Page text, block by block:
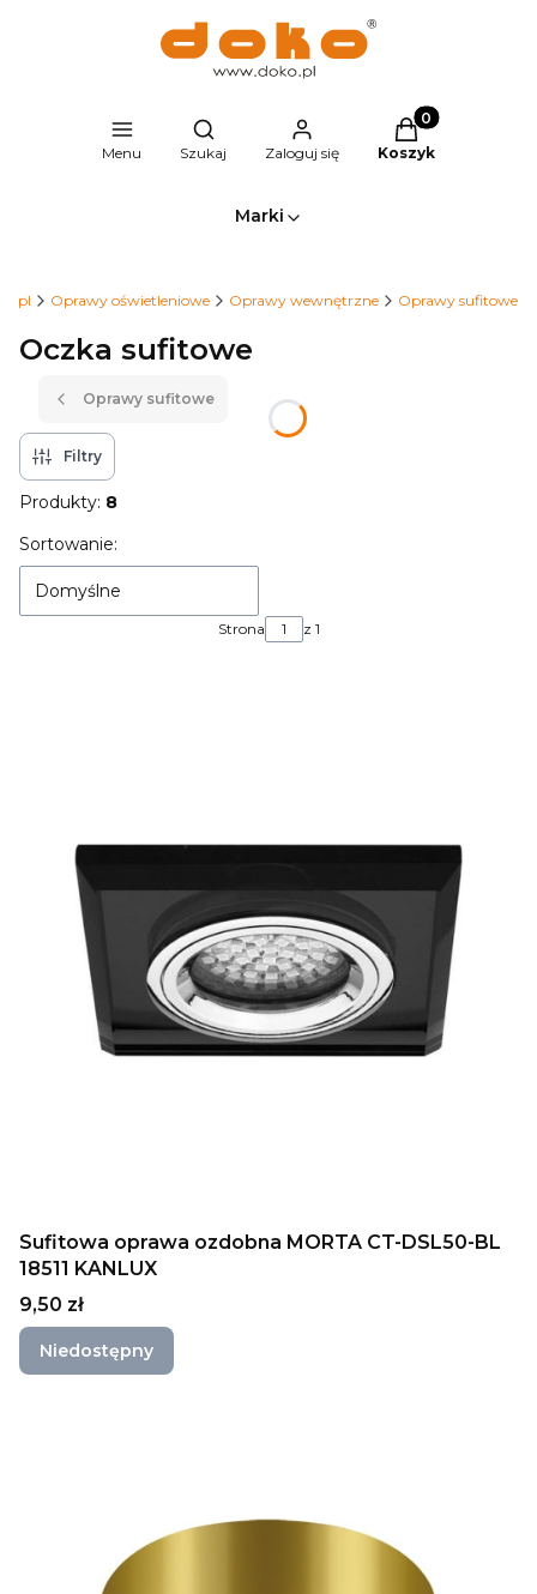
Menu
Otwórz wyszukiwarkę
Szukaj Zaloguj się
Produkty w
Koszyk
Marki
Oprawy oświetleniowe Oprawy wewnętrzne Oprawy sufitowe
Oczka sufitowe
Oprawy sufitowe
Filtry
Produkty: 8
Lista produktów
Sortowanie:
Domyślne
Strona z 1
Sufitowa oprawa ozdobna MORTA CT-DSL50-BL
18511 KANLUX
Cena
9,50 zł
Niedostępny